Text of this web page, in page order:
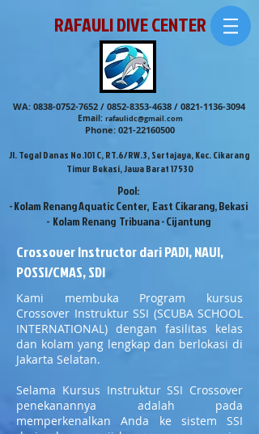
RAFAULI DIVE CENTER
WA: 0838-0752-7652/ 0852-8353-4638/ 0821-1136-3094
Email: rafaulidc@gmail.com
Phone: 021-22160500
Jl. Tegal Danas No.101 C, RT.6/RW.3, Sertajaya, Kec. Cikarang
Timur Bekasi, Jawa Barat 17530
Pool:
- Kolam Renang Aquatic Center, East Cikarang, Bekasi
- Kolam Renang Tribuana - Cijantung
Crossover Instructor dari PADI, NAUI,
POSSI/CMAS, SDI
Kami membuka Program kursus
Crossover Instruktur SSI (SCUBA SCHOOL
INTERNATIONAL) dengan fasilitas kelas
dan kolam yang lengkap dan berlokasi di
Jakarta Selatan.
Selama Kursus Instruktur SSI Crossover
penekanannya adalah pada
memperkenalkan Anda ke sistem SSI